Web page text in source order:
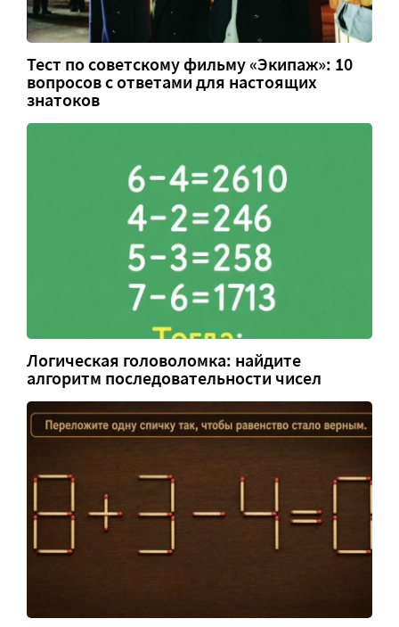
Тест по советскому фильму «Экипаж»: 10
вопросов с ответами для настоящих
знатоков
Логическая головоломка: найдите
алгоритм последовательности чисел